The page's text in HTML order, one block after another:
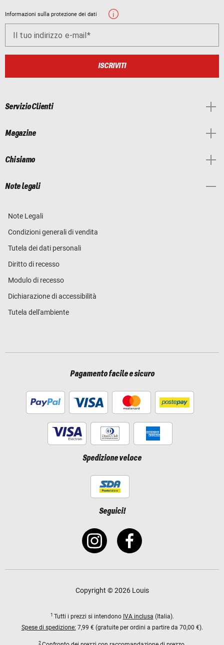
Informazioni sulla protezione dei dati
Il tuo indirizzo e-mail
ISCRIVITI
Servizio Clienti
Magazine
Chi siamo
Note legali
Note Legali
Condizioni generali di vendita
Tutela dei dati personali
Diritto di recesso
Modulo di recesso
Dichiarazione di accessibilità
Tutela dell'ambiente
Pagamento facile e sicuro
Spedizione veloce
Seguici!
Copyright © 2026 Louis
1 Tutti i prezzi si intendono IVA inclusa (Italia).
Spese di spedizione: 7,99 € (gratuite per ordini a partire da 70,00 €).
2